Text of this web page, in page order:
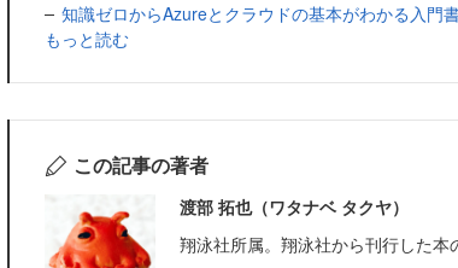
知識ゼロからAzureとクラウドの基本がわかる入門
もっと読む
この記事の著者
渡部 拓也（ワタナベ タクヤ）
翔泳社所属。翔泳社から刊行した本